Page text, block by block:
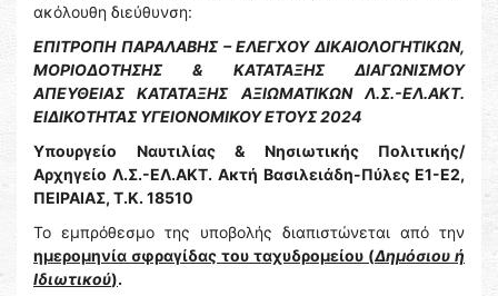
ακόλουθη διεύθυνση:
ΕΠΙΤΡΟΠΗ ΠΑΡΑΛΑΒΗΣ – ΕΛΕΓΧΟΥ ΔΙΚΑΙΟΛΟΓΗΤΙΚΩΝ,
ΜΟΡΙΟΔΟΤΗΣΗΣ & ΚΑΤΑΤΑΞΗΣ ΔΙΑΓΩΝΙΣΜΟΥ
ΑΠΕΥΘΕΙΑΣ ΚΑΤΑΤΑΞΗΣ ΑΞΙΩΜΑΤΙΚΩΝ Λ.Σ.-ΕΛ.ΑΚΤ.
ΕΙΔΙΚΟΤΗΤΑΣ ΥΓΕΙΟΝΟΜΙΚΟΥ ΕΤΟΥΣ 2024
Υπουργείο Ναυτιλίας & Νησιωτικής Πολιτικής/
Αρχηγείο Λ.Σ.-ΕΛ.ΑΚΤ. Ακτή Βασιλειάδη-Πύλες Ε1-Ε2,
ΠΕΙΡΑΙΑΣ, Τ.Κ. 18510
Το εμπρόθεσμο της υποβολής διαπιστώνεται από την
ημερομηνία σφραγίδας του ταχυδρομείου (Δημόσιου ή
Ιδιωτικού).